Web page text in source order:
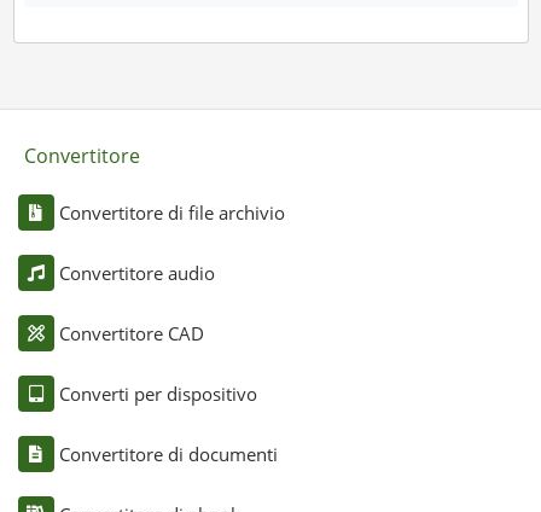
Convertitore
Convertitore di file archivio
Convertitore audio
Convertitore CAD
Converti per dispositivo
Convertitore di documenti